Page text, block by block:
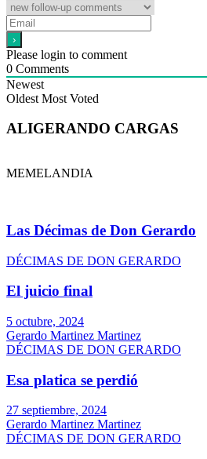
Please login to comment
0 Comments
Newest
Oldest Most Voted
ALIGERANDO CARGAS
MEMELANDIA
Las Décimas de Don Gerardo
DÉCIMAS DE DON GERARDO
El juicio final
5 octubre, 2024
Gerardo Martinez Martinez
DÉCIMAS DE DON GERARDO
Esa platica se perdió
27 septiembre, 2024
Gerardo Martinez Martinez
DÉCIMAS DE DON GERARDO